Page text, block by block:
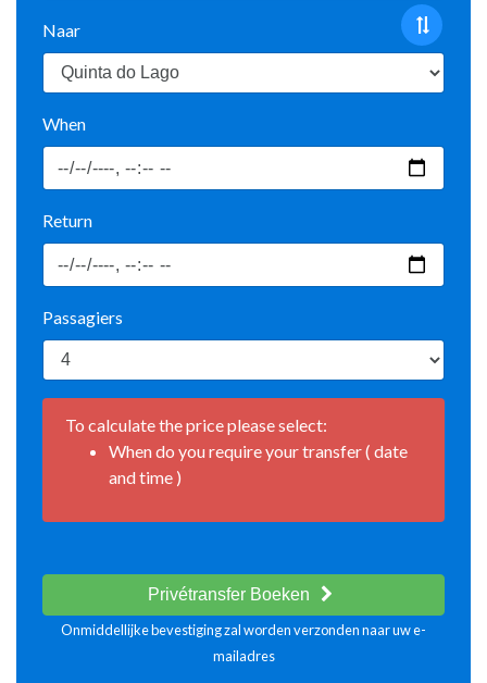
Naar
When
Return
Passagiers
To calculate the price please select:
When do you require your transfer ( date
and time )
Privétransfer Boeken
Onmiddellijke bevestiging zal worden verzonden naar uw e-
mailadres